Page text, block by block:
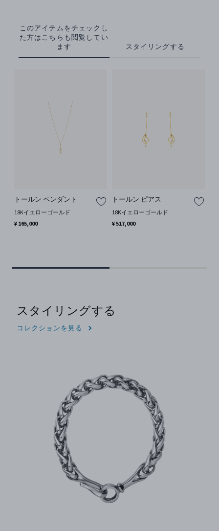
このアイテムをチェックし
た方はこちらも閲覧してい
ます
スタイリングする
トールン ペンダント
18Kイエローゴールド
¥ 165,000
トールン ピアス
18Kイエローゴールド
¥ 517,000
スタイリングする
コレクションを見る